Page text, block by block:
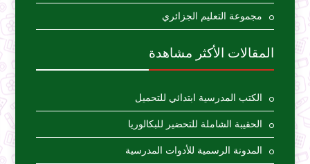
مجموعة التعليم الجزائري
المقالات الأكثر مشاهدة
الكتب المدرسية ابتدائي للتحميل
الحقيبة الشاملة للتحضير للبكالوريا
المدونة الرسمية للأدوات المدرسية